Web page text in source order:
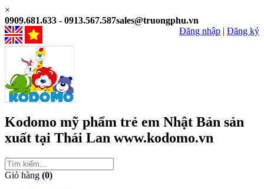
×
0909.681.633 - 0913.567.587sales@truongphu.vn
Đăng nhập | Đăng ký
Kodomo mỹ phẩm trẻ em Nhật Bản sản
xuất tại Thái Lan www.kodomo.vn
Giỏ hàng (0)